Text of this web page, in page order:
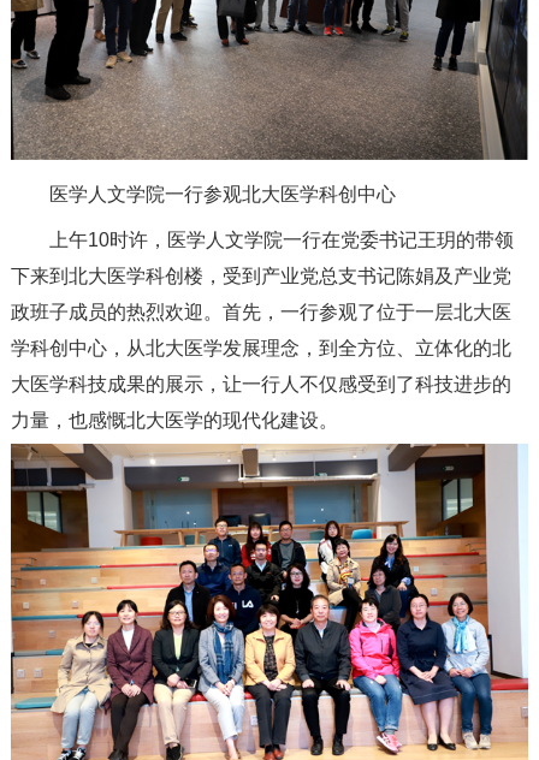
医学人文学院一行参观北大医学科创中心
上午10时许，医学人文学院一行在党委书记王玥的带领
下来到北大医学科创楼，受到产业党总支书记陈娟及产业党
政班子成员的热烈欢迎。首先，一行参观了位于一层北大医
学科创中心，从北大医学发展理念，到全方位、立体化的北
大医学科技成果的展示，让一行人不仅感受到了科技进步的
力量，也感慨北大医学的现代化建设。